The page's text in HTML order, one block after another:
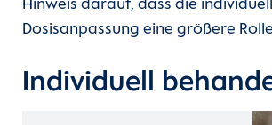
Hinweis darauf, dass die
Dosisanpassung eine größere
Individuell